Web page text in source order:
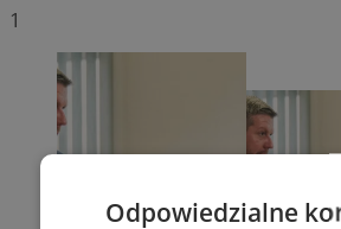
1
Odpowiedzialne